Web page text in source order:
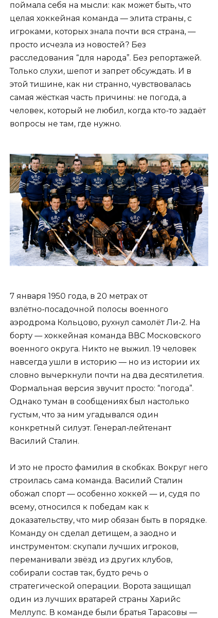
поймала себя на мысли: как может быть, что
целая хоккейная команда — элита страны, с
игроками, которых знала почти вся страна, —
просто исчезла из новостей? Без
расследования “для народа”. Без репортажей.
Только слухи, шепот и запрет обсуждать. И в
этой тишине, как ни странно, чувствовалась
самая жёсткая часть причины: не погода, а
человек, который не любил, когда кто-то задаёт
вопросы не там, где нужно.
7 января 1950 года, в 20 метрах от
взлётно‑посадочной полосы военного
аэродрома Кольцово, рухнул самолёт Ли‑2. На
борту — хоккейная команда ВВС Московского
военного округа. Никто не выжил. 19 человек
навсегда ушли в историю — но из истории их
словно вычеркнули почти на два десятилетия.
Формальная версия звучит просто: “погода”.
Однако туман в сообщениях был настолько
густым, что за ним угадывался один
конкретный силуэт. Генерал‑лейтенант
Василий Сталин.
И это не просто фамилия в скобках. Вокруг него
строилась сама команда. Василий Сталин
обожал спорт — особенно хоккей — и, судя по
всему, относился к победам как к
доказательству, что мир обязан быть в порядке.
Команду он сделал детищем, а заодно и
инструментом: скупали лучших игроков,
переманивали звёзд из других клубов,
собирали состав так, будто речь о
стратегической операции. Ворота защищал
один из лучших вратарей страны Харийс
Меллупс. В команде были братья Тарасовы —